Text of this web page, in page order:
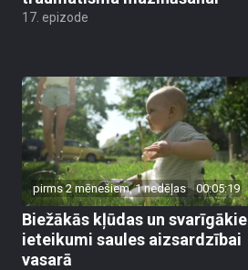
17. epizode
pirms 2 mēnešiem, 1 nedēļas 00:05:19
Biežākās kļūdas un svarīgākie
ieteikumi saules aizsardzībai
vasarā